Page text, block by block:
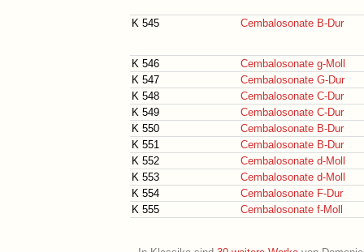
K 545 Cembalosonate B-Dur
K 546
Cembalosonate g-Moll
K 547
Cembalosonate G-Dur
K 548
Cembalosonate C-Dur
K 549
Cembalosonate C-Dur
K 550
Cembalosonate B-Dur
K 551
Cembalosonate B-Dur
K 552
Cembalosonate d-Moll
K 553
Cembalosonate d-Moll
K 554
Cembalosonate F-Dur
K 555
Cembalosonate f-Moll